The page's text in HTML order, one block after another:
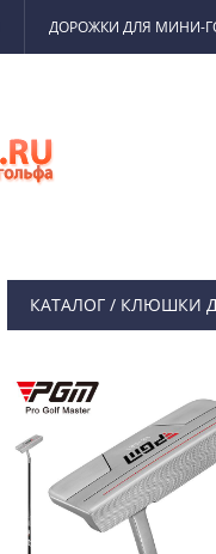
ДОРОЖКИ ДЛЯ МИНИ-
КАТАЛОГ/ КЛЮШКИ